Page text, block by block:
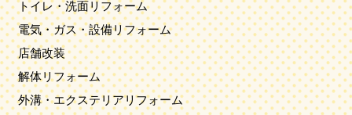
トイレ・洗面リフォーム
電気・ガス・設備リフォーム
店舗改装
解体リフォーム
外溝・エクステリアリフォーム